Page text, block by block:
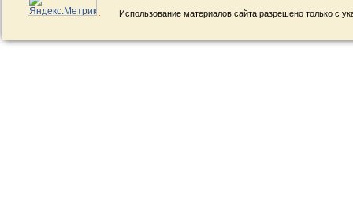
Использование материалов сайта разрешено только с